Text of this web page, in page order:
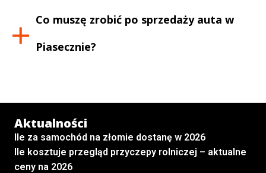
Co muszę zrobić po sprzedaży auta w
Piasecznie?
Aktualności
Ile za samochód na złomie dostanę w 2026
Ile kosztuje przegląd przyczepy rolniczej – aktualne
ceny na 2026